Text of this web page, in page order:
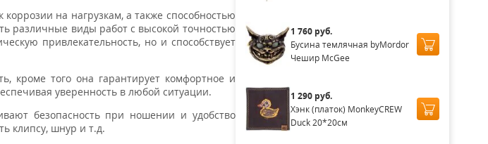
на нагрузкам, а также способностью
различные виды работ с высокой точностью
привлекательность, но и способствует
кроме того она гарантирует комфортное и
уверенность в любой ситуации.
безопасность при ношении и удобство
клипсу, шнур и т.д.
1 760 руб.
Бусина темлячная byMordor
Чешир McGee
1 290 руб.
Хэнк (платок) MonkeyCREW
Duck 20*20см